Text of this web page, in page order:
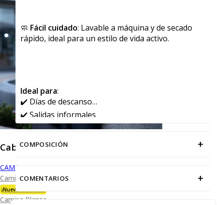
Caballero
CAMISAS
Camisa Premium Bambú
¡Nueva Colección!
Camisa Blanca
🧼 Fácil cuidado: Lavable a máquina y de secado
rápido, ideal para un estilo de vida activo.
Ideal para:
✔️ Días de descanso
✔️ Salidas informales
✔️ Actividades deportivas y recreativas
COMPOSICIÓN +
COMENTARIOS +